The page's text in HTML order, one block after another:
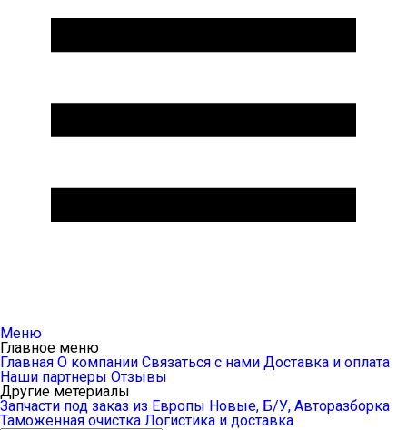
Меню
Главное меню
Главная О компании Связаться с нами Доставка и оплата
Наши партнеры Отзывы
Другие метериалы
Запчасти под заказ из Европы Новые, Б/У, Авторазборка
Таможенная очистка Логистика и доставка